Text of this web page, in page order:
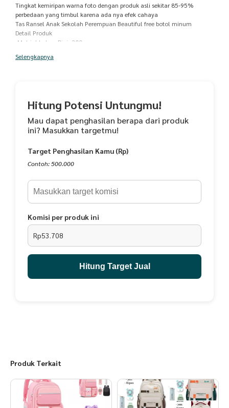
Tingkat kemiripan warna foto dengan produk asli sekitar 85-95%
perbedaan yang timbul karena ada nya efek cahaya
Tas Ransel Anak Sekolah Perempuan Beautiful free botol minum
Detail Produk
-Matrial bahan Dinir 300
-Terdapat 6 saku penyimpanan 1 ruang utama ,1 saku tengah,1 saku
ada dibagian saku utama
-Tersedia dalam 4 pilihan warna
-Hitam,
-ungu
-Cocok sekali untuk Anak Sekolah khusus nya .
Selengkapnya
Hitung Potensi Untungmu!
Mau dapat penghasilan berapa dari produk
ini? Masukkan targetmu!
Target Penghasilan Kamu (Rp)
Contoh: 500.000
Komisi per produk ini
Rp53.708
Hitung Target Jual
Produk Terkait